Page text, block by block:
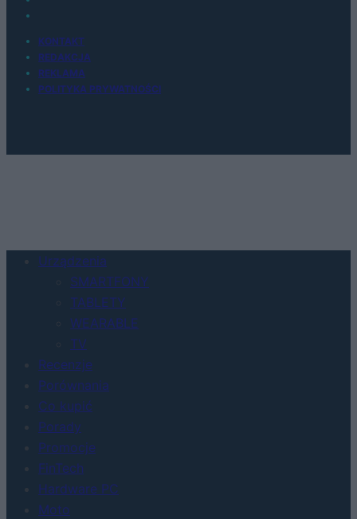
KONTAKT
REDAKCJA
REKLAMA
POLITYKA PRYWATNOŚCI
Urządzenia
SMARTFONY
TABLETY
WEARABLE
TV
Recenzje
Porównania
Co kupić
Porady
Promocje
FinTech
Hardware PC
Moto